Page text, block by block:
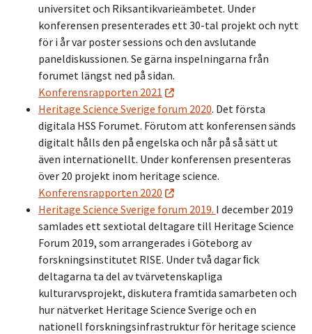
universitet och Riksantikvarieämbetet. Under
konferensen presenterades ett 30-tal projekt och nytt
för i år var poster sessions och den avslutande
paneldiskussionen. Se gärna inspelningarna från
forumet längst ned på sidan.
Konferensrapporten 2021
Heritage Science Sverige forum 2020. Det första
digitala HSS Forumet. Förutom att konferensen sänds
digitalt hålls den på engelska och når på så sätt ut
även internationellt. Under konferensen presenteras
över 20 projekt inom heritage science.
Konferensrapporten 2020
Heritage Science Sverige forum 2019. I december 2019
samlades ett sextiotal deltagare till Heritage Science
Forum 2019, som arrangerades i Göteborg av
forskningsinstitutet RISE. Under två dagar ﬁck
deltagarna ta del av tvärvetenskapliga
kulturarvsprojekt, diskutera framtida samarbeten och
hur nätverket Heritage Science Sverige och en
nationell forskningsinfrastruktur för heritage science